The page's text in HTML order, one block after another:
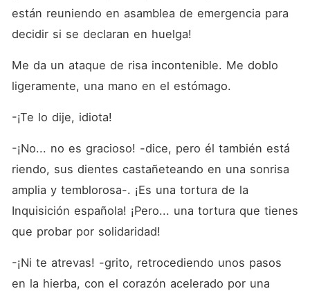
están reuniendo en asamblea de emergencia para
decidir si se declaran en huelga!
Me da un ataque de risa incontenible. Me doblo
ligeramente, una mano en el estómago.
-¡Te lo dije, idiota!
-¡No... no es gracioso! -dice, pero él también está
riendo, sus dientes castañeteando en una sonrisa
amplia y temblorosa-. ¡Es una tortura de la
Inquisición española! ¡Pero... una tortura que tienes
que probar por solidaridad!
-¡Ni te atrevas! -grito, retrocediendo unos pasos
en la hierba, con el corazón acelerado por una